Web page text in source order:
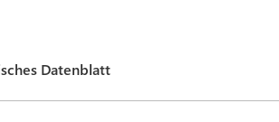
Datenblatt